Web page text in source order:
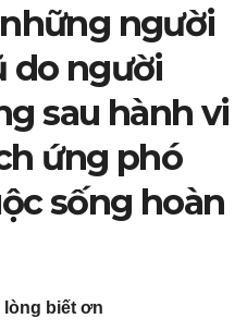
người
do người
sau hành vi
ứng phó
sống hoàn
lòng biết ơn